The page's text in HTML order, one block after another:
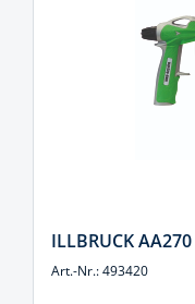
ILLBRUCK
Art.-Nr.: 493420